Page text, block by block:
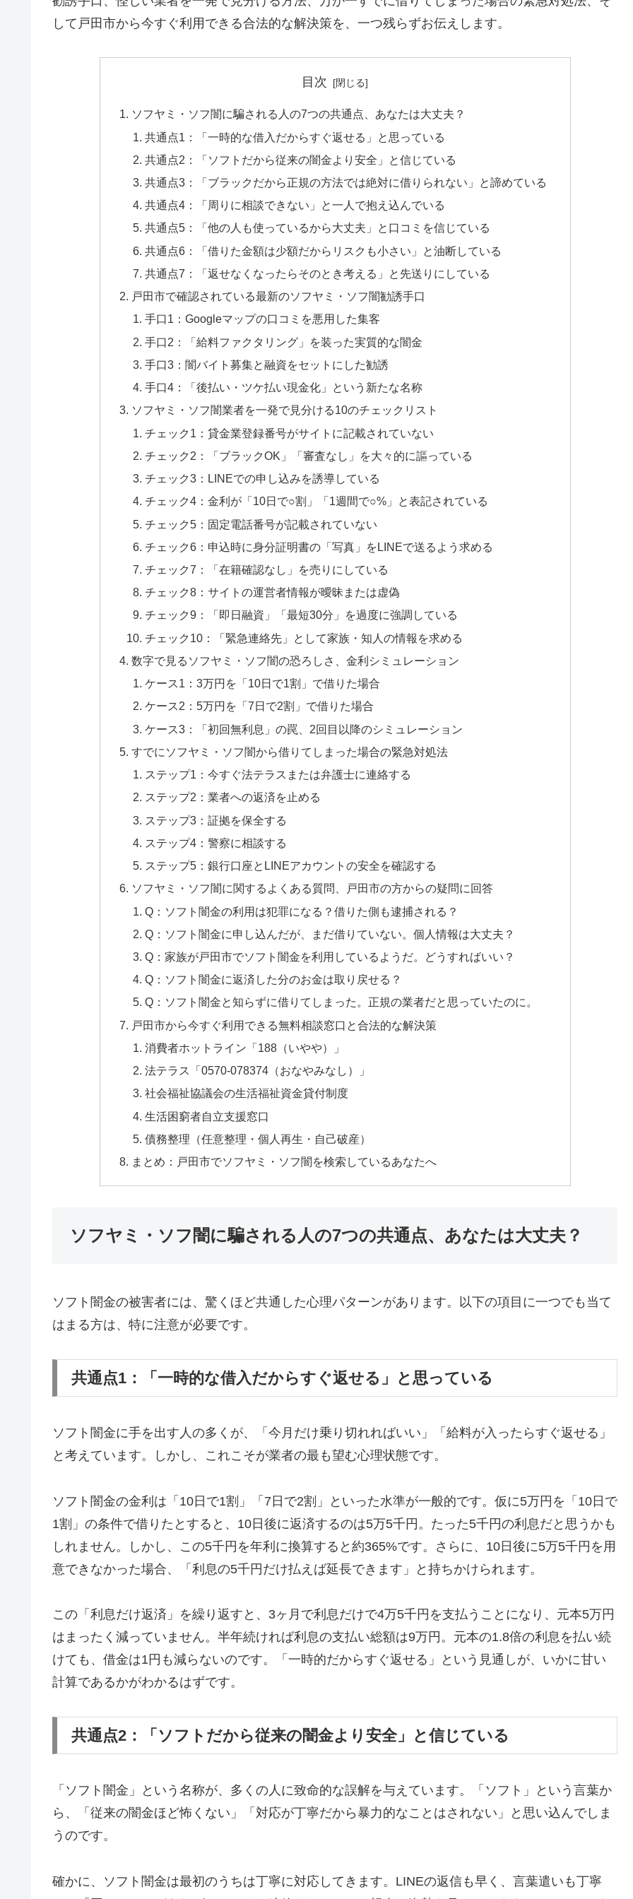
して戸田市から今すぐ利用できる合法的な解決策を、一つ残らずお伝えします。
目次
ソフヤミ・ソフ闇に騙される人の7つの共通点、あなたは大丈夫？
共通点1：「一時的な借入だからすぐ返せる」と思っている
共通点2：「ソフトだから従来の闇金より安全」と信じている
共通点3：「ブラックだから正規の方法では絶対に借りられない」と諦めている
共通点4：「周りに相談できない」と一人で抱え込んでいる
共通点5：「他の人も使っているから大丈夫」と口コミを信じている
共通点6：「借りた金額は少額だからリスクも小さい」と油断している
共通点7：「返せなくなったらそのとき考える」と先送りにしている
戸田市で確認されている最新のソフヤミ・ソフ闇勧誘手口
手口1：Googleマップの口コミを悪用した集客
手口2：「給料ファクタリング」を装った実質的な闇金
手口3：闇バイト募集と融資をセットにした勧誘
手口4：「後払い・ツケ払い現金化」という新たな名称
ソフヤミ・ソフ闇業者を一発で見分ける10のチェックリスト
チェック1：貸金業登録番号がサイトに記載されていない
チェック2：「ブラックOK」「審査なし」を大々的に謳っている
チェック3：LINEでの申し込みを誘導している
チェック4：金利が「10日で○割」「1週間で○%」と表記されている
チェック5：固定電話番号が記載されていない
チェック6：申込時に身分証明書の「写真」をLINEで送るよう求める
チェック7：「在籍確認なし」を売りにしている
チェック8：サイトの運営者情報が曖昧または虚偽
チェック9：「即日融資」「最短30分」を過度に強調している
チェック10：「緊急連絡先」として家族・知人の情報を求める
数字で見るソフヤミ・ソフ闇の恐ろしさ、金利シミュレーション
ケース1：3万円を「10日で1割」で借りた場合
ケース2：5万円を「7日で2割」で借りた場合
ケース3：「初回無利息」の罠、2回目以降のシミュレーション
すでにソフヤミ・ソフ闇から借りてしまった場合の緊急対処法
ステップ1：今すぐ法テラスまたは弁護士に連絡する
ステップ2：業者への返済を止める
ステップ3：証拠を保全する
ステップ4：警察に相談する
ステップ5：銀行口座とLINEアカウントの安全を確認する
ソフヤミ・ソフ闇に関するよくある質問、戸田市の方からの疑問に回答
Q：ソフト闇金の利用は犯罪になる？借りた側も逮捕される？
Q：ソフト闇金に申し込んだが、まだ借りていない。個人情報は大丈夫？
Q：家族が戸田市でソフト闇金を利用しているようだ。どうすればいい？
Q：ソフト闇金に返済した分のお金は取り戻せる？
Q：ソフト闇金と知らずに借りてしまった。正規の業者だと思っていたのに。
戸田市から今すぐ利用できる無料相談窓口と合法的な解決策
消費者ホットライン「188（いやや）」
法テラス「0570-078374（おなやみなし）」
社会福祉協議会の生活福祉資金貸付制度
生活困窮者自立支援窓口
債務整理（任意整理・個人再生・自己破産）
まとめ：戸田市でソフヤミ・ソフ闇を検索しているあなたへ
ソフヤミ・ソフ闇に騙される人の7つの共通点、あなたは大丈夫？
ソフト闇金の被害者には、驚くほど共通した心理パターンがあります。以下の項目に一つでも当て
はまる方は、特に注意が必要です。
共通点1：「一時的な借入だからすぐ返せる」と思っている
ソフト闇金に手を出す人の多くが、「今月だけ乗り切れればいい」「給料が入ったらすぐ返せる」
と考えています。しかし、これこそが業者の最も望む心理状態です。
ソフト闇金の金利は「10日で1割」「7日で2割」といった水準が一般的です。仮に5万円を「10日で
1割」の条件で借りたとすると、10日後に返済するのは5万5千円。たった5千円の利息だと思うかも
しれません。しかし、この5千円を年利に換算すると約365%です。さらに、10日後に5万5千円を用
意できなかった場合、「利息の5千円だけ払えば延長できます」と持ちかけられます。
この「利息だけ返済」を繰り返すと、3ヶ月で利息だけで4万5千円を支払うことになり、元本5万円
はまったく減っていません。半年続ければ利息の支払い総額は9万円。元本の1.8倍の利息を払い続
けても、借金は1円も減らないのです。「一時的だからすぐ返せる」という見通しが、いかに甘い
計算であるかがわかるはずです。
共通点2：「ソフトだから従来の闇金より安全」と信じている
「ソフト闇金」という名称が、多くの人に致命的な誤解を与えています。「ソフト」という言葉か
ら、「従来の闇金ほど怖くない」「対応が丁寧だから暴力的なことはされない」と思い込んでしま
うのです。
確かに、ソフト闇金は最初のうちは丁寧に対応してきます。LINEの返信も早く、言葉遣いも丁寧